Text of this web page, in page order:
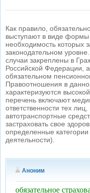
Как правило,
выступают в виде формы
необходимость которых
законодательном
случаи закреплены в
Российской Федерации,
обязательном
Правоотношения в
характеризуются
перечень включают
ответственности тех
автотранспортные
застраховать свое
определенные
деятельности).
Аноним
обязательное